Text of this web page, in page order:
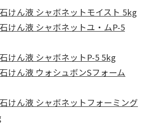
けん液 シャボネットモイスト 5kg
けん液 シャボネットユ・ムP-5
けん液 シャボネットP-5 5kg
けん液 ウォシュボンSフォーム
けん液 シャボネットフォーミング